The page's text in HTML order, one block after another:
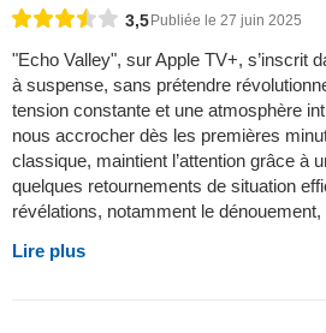
3,5 Publiée le 27 juin 2025
"Echo Valley", sur Apple TV+, s’inscrit
à suspense, sans prétendre
tension constante et une atmosphère
nous accrocher dès les premières
classique, maintient l’attention grâce à
quelques retournements de situation
révélations, notamment le dénouement,
Lire plus